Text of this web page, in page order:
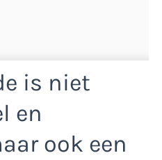
is niet
en
ook een